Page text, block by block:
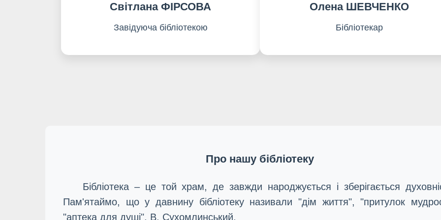
Світлана ФІРСОВА
Завідуюча бібліотекою
Олена ШЕВЧЕНКО
Бібліотекар
Про нашу бібліотеку
Бібліотека – це той храм, де завжди народжується і зберігається
Пам'ятаймо, що у давнину бібліотеку називали "дім життя", "притулок
"аптека для душі". В. Сухомлинський.